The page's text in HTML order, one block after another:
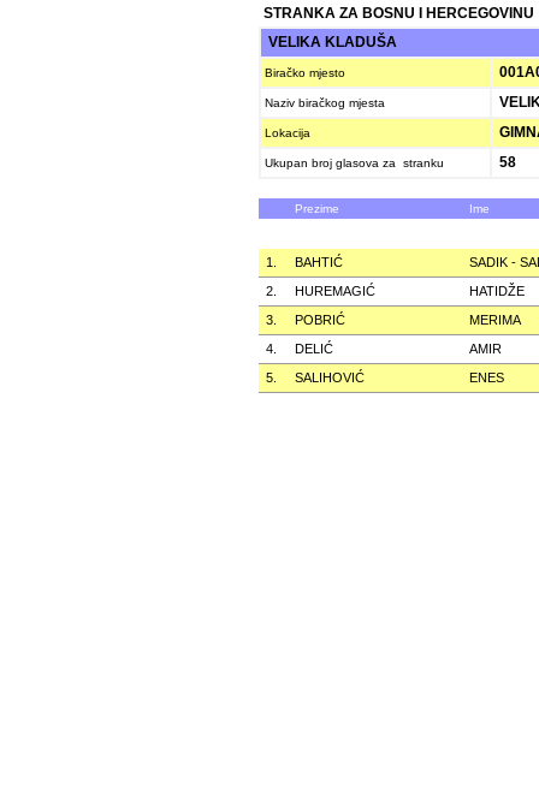
STRANKA ZA BOSNU I HERCEGOVINU
VELIKA KLADUŠA
Biračko mjesto
Naziv biračkog mjesta
Lokacija
Ukupan broj glasova za stranku 58
Prezime Ime
1. BAHTIĆ
SADIK -
2.
HUREMAGIĆ
HATIDŽE
3.
POBRIĆ
MERIMA
4.
DELIĆ
AMIR
5.
SALIHOVIĆ ENES